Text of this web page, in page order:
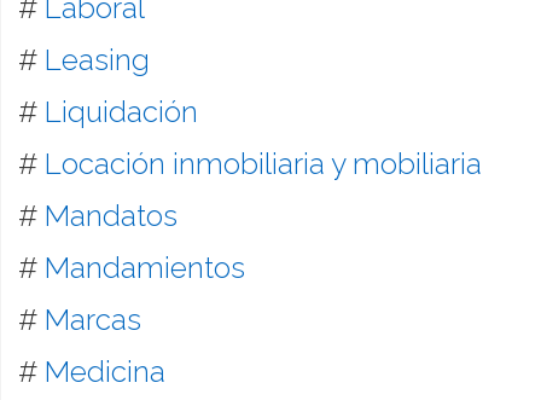
# Laboral
# Leasing
# Liquidación
# Locación inmobiliaria y mobiliaria
# Mandatos
# Mandamientos
# Marcas
# Medicina